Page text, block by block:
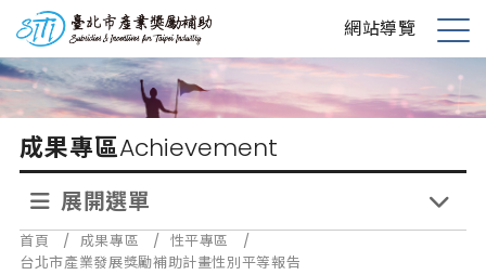
到
主
要
內
台北市產業獎勵補助 網站導覽
展
開
選
單
成果專區Achievement
展開選單
首頁 / 成果專區 / 性平專區
/
台北市產業發展獎勵補助計畫性別平等報告